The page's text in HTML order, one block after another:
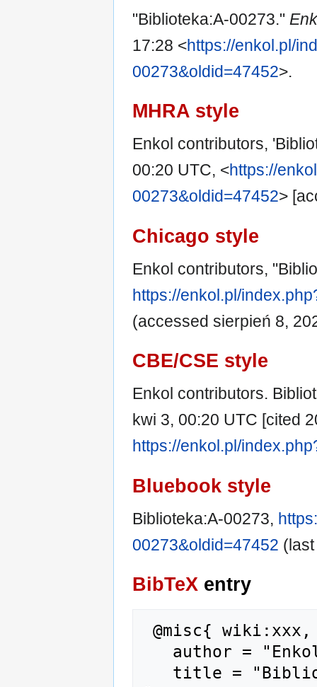
"Biblioteka:A-00273."
17:28 <https://enkol.pl/
00273&oldid=47452>.
MHRA style
Enkol contributors,
00:20 UTC, <https://
00273&oldid=47452>
Chicago style
Enkol contributors,
https://enkol.pl/
(accessed sierpień 8,
CBE/CSE style
Enkol contributors.
kwi 3, 00:20 UTC [cited
https://enkol.pl/
Bluebook style
Biblioteka:A-00273,
00273&oldid=47452
BibTeX entry